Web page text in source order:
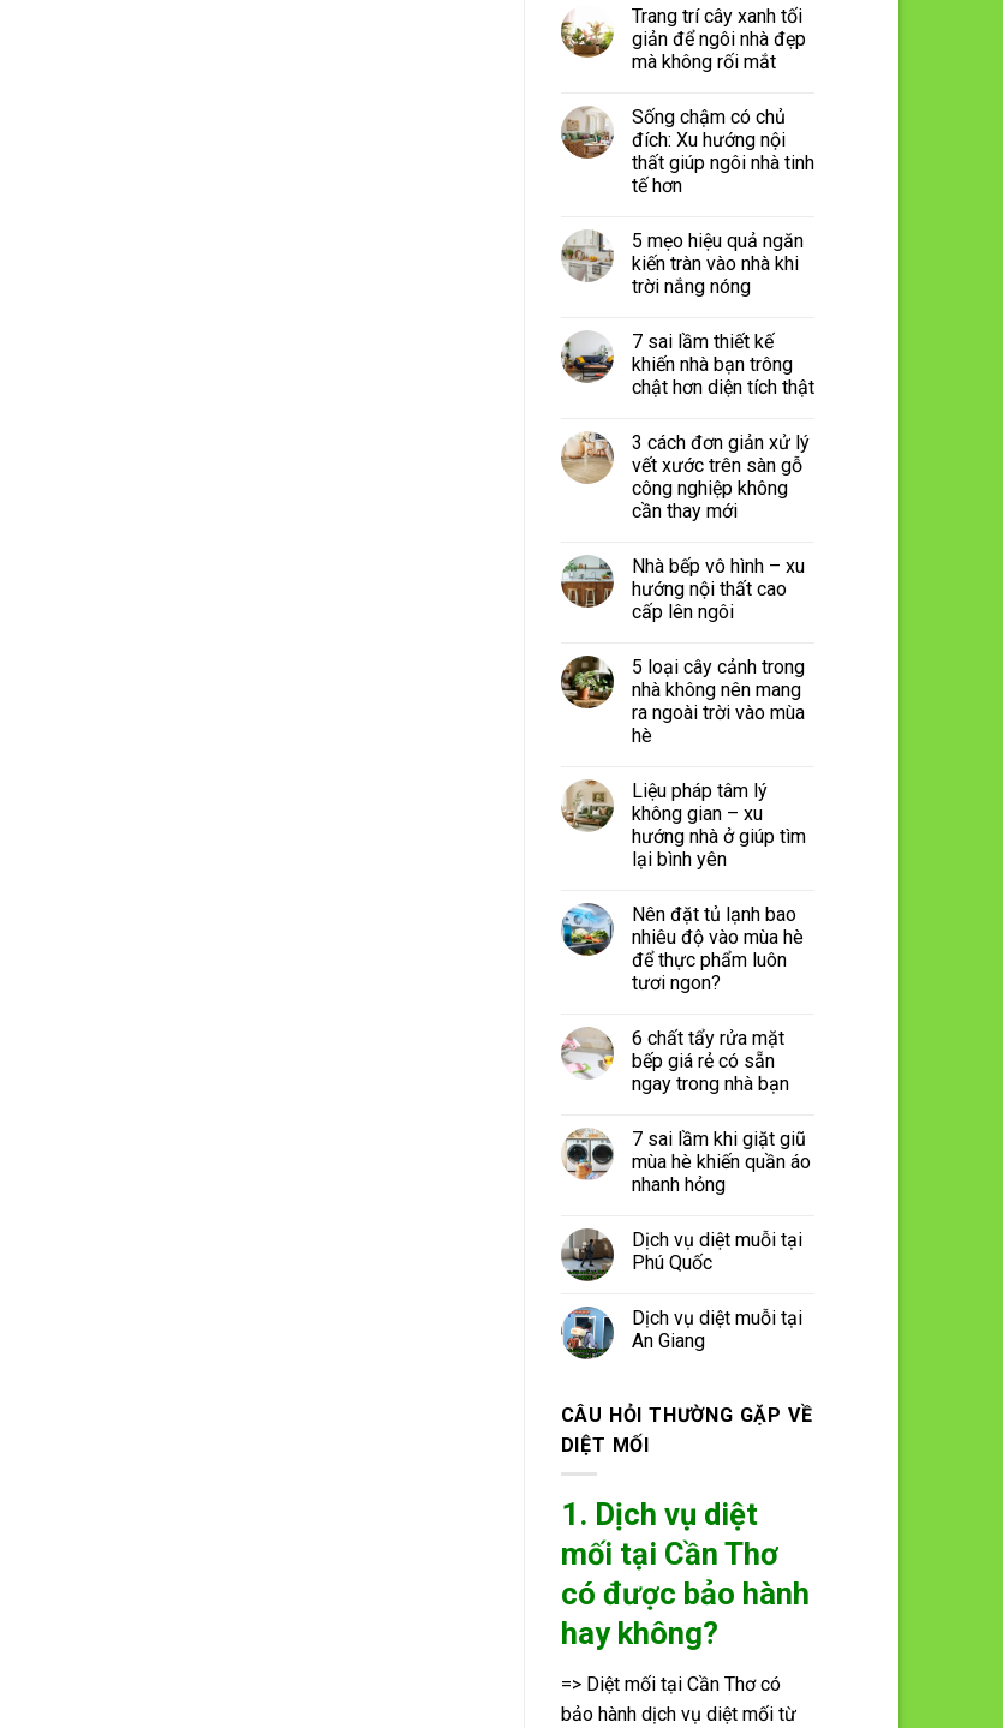
Trang trí cây xanh tối
giản để ngôi nhà đẹp
mà không rối mắt
Sống chậm có chủ
đích: Xu hướng nội
thất giúp ngôi nhà tinh
tế hơn
5 mẹo hiệu quả ngăn
kiến tràn vào nhà khi
trời nắng nóng
7 sai lầm thiết kế
khiến nhà bạn trông
chật hơn diện tích thật
3 cách đơn giản xử lý
vết xước trên sàn gỗ
công nghiệp không
cần thay mới
Nhà bếp vô hình – xu
hướng nội thất cao
cấp lên ngôi
5 loại cây cảnh trong
nhà không nên mang
ra ngoài trời vào mùa
hè
Liệu pháp tâm lý
không gian – xu
hướng nhà ở giúp tìm
lại bình yên
Nên đặt tủ lạnh bao
nhiêu độ vào mùa hè
để thực phẩm luôn
tươi ngon?
6 chất tẩy rửa mặt
bếp giá rẻ có sẵn
ngay trong nhà bạn
7 sai lầm khi giặt giũ
mùa hè khiến quần áo
nhanh hỏng
Dịch vụ diệt muỗi tại
Phú Quốc
Dịch vụ diệt muỗi tại
An Giang
CÂU HỎI THƯỜNG GẶP VỀ
DIỆT MỐI
1. Dịch vụ diệt
mối tại Cần Thơ
có được bảo hành
hay không?
=> Diệt mối tại Cần Thơ có
bảo hành dịch vụ diệt mối từ